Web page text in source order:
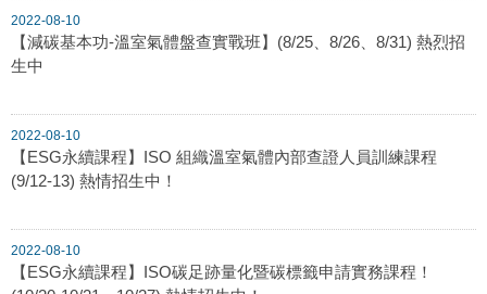
2022-08-10
【減碳基本功-溫室氣體盤查實戰班】(8/25、8/26、8/31) 熱烈招
生中
2022-08-10
【ESG永續課程】ISO 組織溫室氣體內部查證人員訓練課程
(9/12-13) 熱情招生中！
2022-08-10
【ESG永續課程】ISO碳足跡量化暨碳標籤申請實務課程！